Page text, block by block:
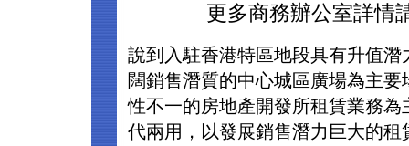
更多商務辦公室詳情
說到入駐香港特區地段具有升值
闊銷售潛質的中心城區廣場為主
性不一的房地產開發所租賃業務
代兩用，以發展銷售潛力巨大的